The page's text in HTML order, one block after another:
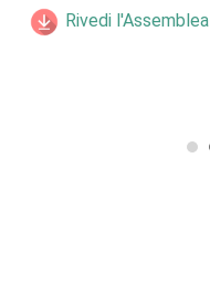
Rivedi l'Assemblea